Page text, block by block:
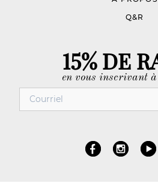
Q&R
15% DE
en vous inscrivant